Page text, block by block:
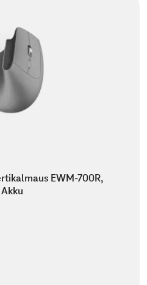
EWM-700R,